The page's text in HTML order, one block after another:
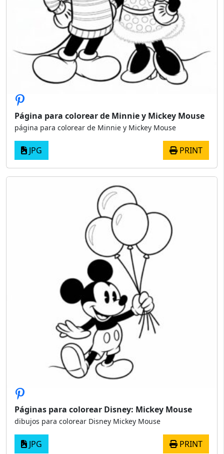
Página para colorear de Minnie y Mickey Mouse
página para colorear de Minnie y Mickey Mouse
JPG PRINT
Páginas para colorear Disney: Mickey Mouse
dibujos para colorear Disney Mickey Mouse
JPG PRINT